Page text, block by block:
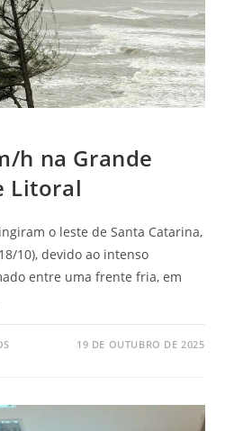
h na Grande
Litoral
o leste de Santa Catarina,
10), devido ao intenso
entre uma frente fria, em
19 DE OUTUBRO DE 2025